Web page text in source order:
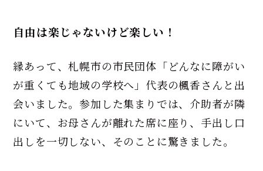
自由は楽じゃないけど楽しい！
縁あって、札幌市の市民団体「どんなに障がい
が重くても地域の学校へ」代表の楓香さんと出
会いました。参加した集まりでは、介助者が隣
にいて、お母さんが離れた席に座り、手出し口
出しを一切しない、そのことに驚きました。